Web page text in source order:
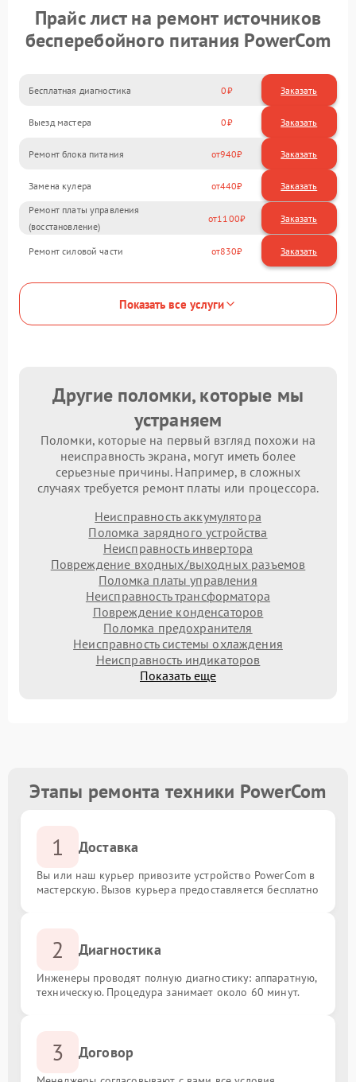
Прайс лист на ремонт источников
бесперебойного питания PowerCom
Бесплатная диагностика 0 Заказать
Выезд мастера 0 Заказать
Ремонт блока питания 940
Замена кулера 440
Ремонт платы управления
(восстановление)
1100
Ремонт силовой части 830
Показать все услуги
Другие поломки, которые мы
устраняем
Поломки, которые на первый взгляд похожи на
неисправность экрана, могут иметь более
серьезные причины. Например, в сложных
случаях требуется ремонт платы или процессора.
Неисправность аккумулятора
Поломка зарядного устройства
Неисправность инвертора
Повреждение входных/выходных разъемов
Поломка платы управления
Неисправность трансформатора
Повреждение конденсаторов
Поломка предохранителя
Неисправность системы охлаждения
Неисправность индикаторов
Показать еще
Этапы ремонта техники PowerCom
1 Доставка
Вы или наш курьер привозите устройство PowerCom в
мастерскую. Вызов курьера предоставляется бесплатно
2 Диагностика
Инженеры проводят полную диагностику: аппаратную,
техническую. Процедура занимает около 60 минут.
3 Договор